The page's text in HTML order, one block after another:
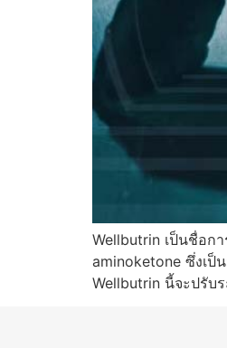
Wellbutrin เป็นชื่อก
aminoketone ซึ่งเป็
Wellbutrin นี้จะปรับ